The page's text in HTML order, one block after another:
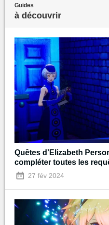
Guides
à découvrir
Quêtes d'Elizabeth
compléter toutes les
27 fév 2024